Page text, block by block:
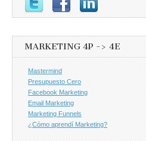
MARKETING 4P -> 4E
Mastermind
Presupuesto Cero
Facebook Marketing
Email Marketing
Marketing Funnels
¿Cómo aprendí Marketing?